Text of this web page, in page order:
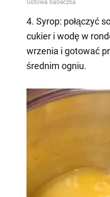
4. Syrop: połączyć
cukier i wodę w
wrzenia i gotować
średnim ogniu.